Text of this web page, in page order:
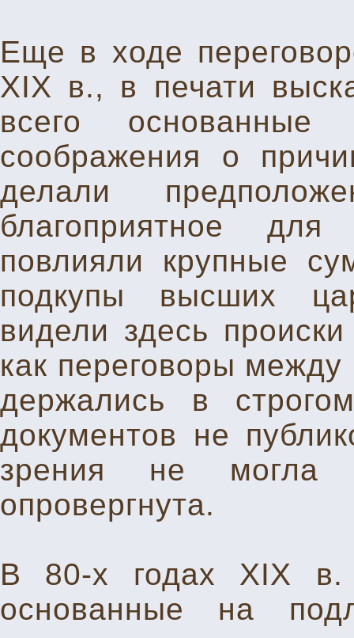
Еще в ходе
XIX в., в печати
всего
соображения о
делали
благоприятное
повлияли крупные
подкупы высших
видели здесь
как переговоры
держались в
документов не
зрения не
опровергнута.
В 80-х годах XIX
основанные на